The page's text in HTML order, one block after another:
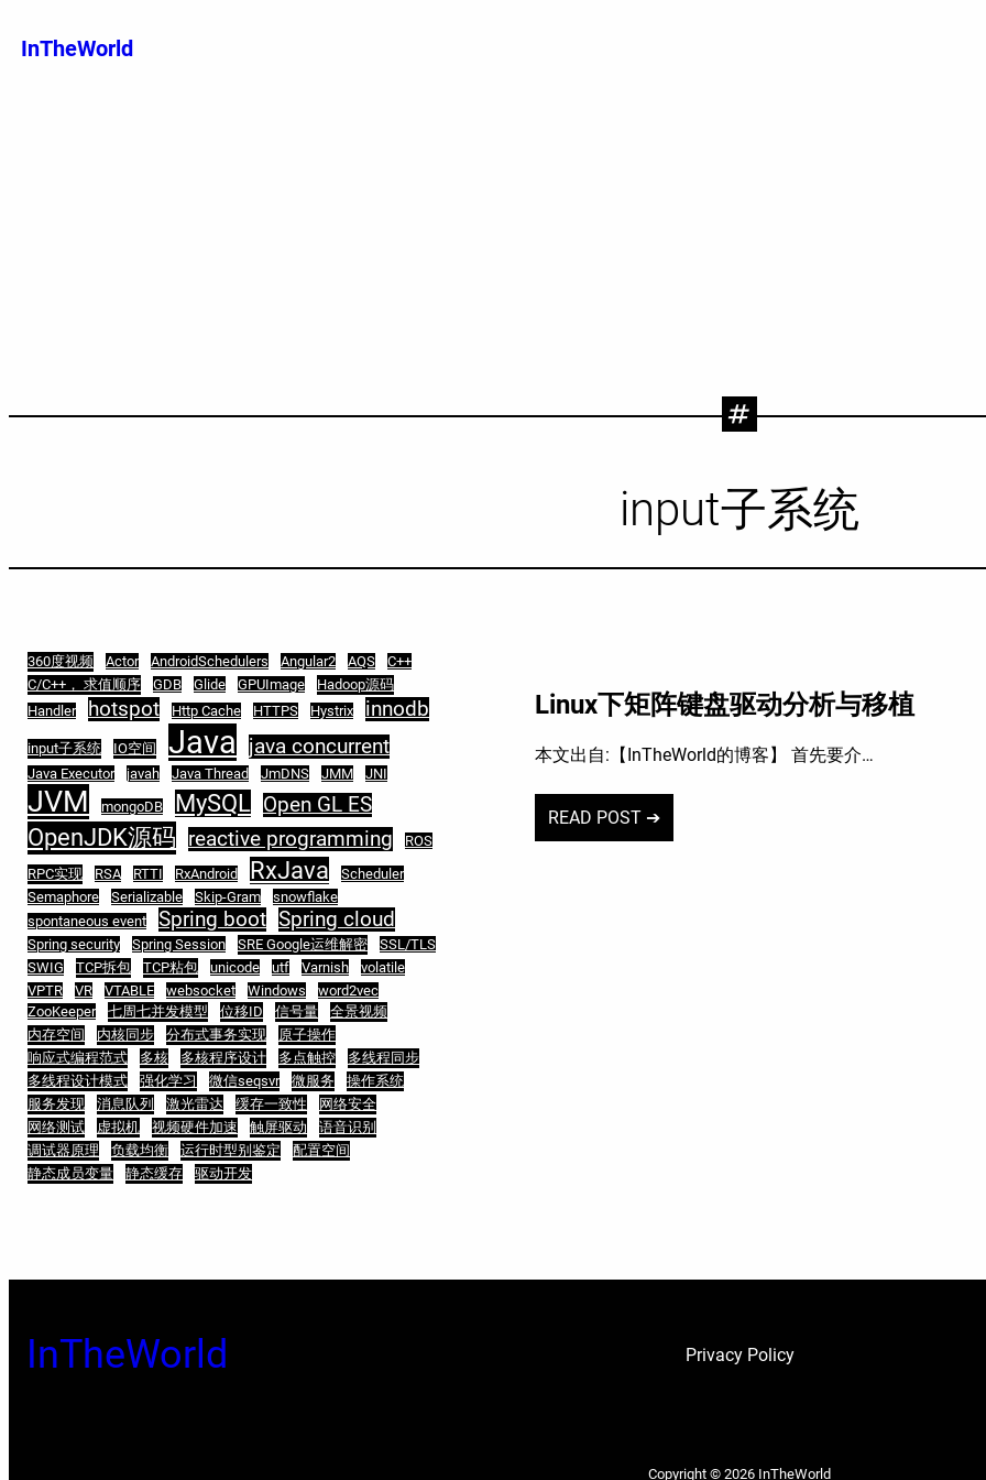
至InTheWorld
input子系统
360度视频 Actor AndroidSchedulers Angular2 AQS
C++
C/C++， 求值顺序
GDB Glide GPUImage
Hadoop源码
Handler
hotspot Http Cache HTTPS Hystrix innodb
input子系统 IO空间 Java java concurrent
Java Executor javah Java Thread JmDNS JMM JNI
JVM mongoDB MySQL Open GL ES
OpenJDK源码 reactive programming
ROS
RPC实现
RSA RTTI RxAndroid RxJava
Scheduler
Semaphore
Serializable Skip-Gram
snowflake
spontaneous event
Spring boot Spring cloud
Spring security Spring Session SRE Google运维解密
SSL/TLS
SWIG
TCP拆包 TCP粘包 unicode utf Varnish
volatile
VPTR
VR VTABLE websocket Windows
word2vec
ZooKeeper
七周七并发模型 位移ID 信号量
全景视频
内存空间
内核同步 分布式事务实现
原子操作
响应式编程范式
多核 多核程序设计 多点触控
多线程同步
多线程设计模式
强化学习 微信seqsvr 微服务
操作系统
服务发现
消息队列 激光雷达 缓存一致性
网络安全
网络测试
虚拟机 视频硬件加速 触屏驱动
语音识别
调试器原理
负载均衡 运行时型别鉴定
配置空间
静态成员变量
静态缓存 驱动开发
Linux下矩阵键盘驱动分析与移植
本文出自:【InTheWorld的博客】 首先要介…
READ POST ➔
InTheWorld Privacy Policy
Copyright © 2026 InTheWorld